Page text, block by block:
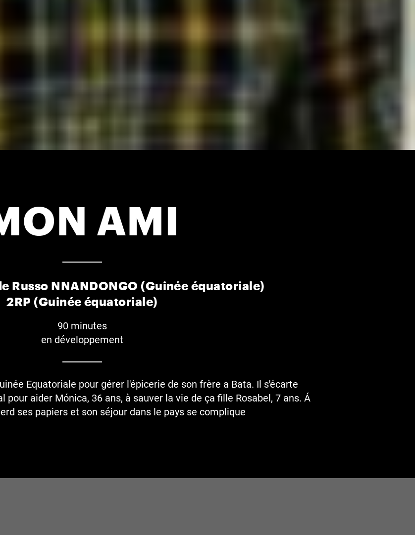
AMI
Russo NNANDONGO (Guinée équatoriale)
2RP (Guinée équatoriale)
90 minutes
en développement
Equatoriale pour gérer l'épicerie de son frère a Bata. Il s'écarte
aider Mónica, 36 ans, à sauver la vie de ça fille Rosabel, 7 ans. Á
ses papiers et son séjour dans le pays se complique